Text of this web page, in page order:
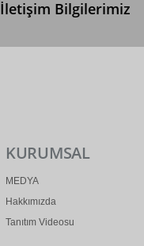
İletişim Bilgilerimiz
KURUMSAL
MEDYA
Hakkımızda
Tanıtım Videosu